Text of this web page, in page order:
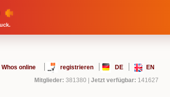
Whos online registrieren DE
EN
Mitglieder: 381380 Jetzt verfügbar: 141627